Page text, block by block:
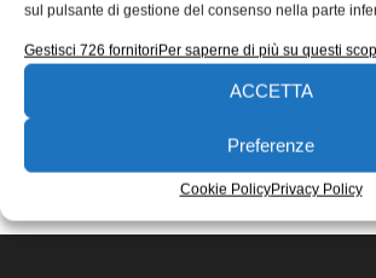
sul pulsante di gestione del consenso nella parte
Gestisci 726 fornitoriPer saperne di più su questi
ACCETTA
Preferenze
Cookie PolicyPrivacy Policy
ISCRIVITI ALLA NEWSLETTER